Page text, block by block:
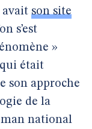
son site
s’est
»
était
son approche
de la
national